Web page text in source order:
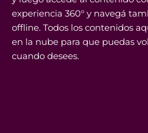
experiencia 360° y navegá
offline. Todos los contenidos
en la nube para que puedas
cuando desees.